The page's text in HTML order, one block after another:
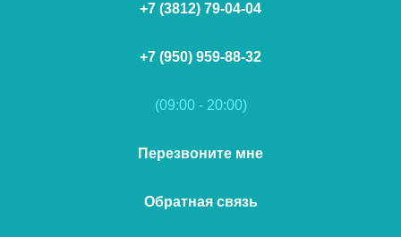
+7 (3812) 79-04-04
+7 (950) 959-88-32
(09:00 - 20:00)
Перезвоните мне
Обратная связь